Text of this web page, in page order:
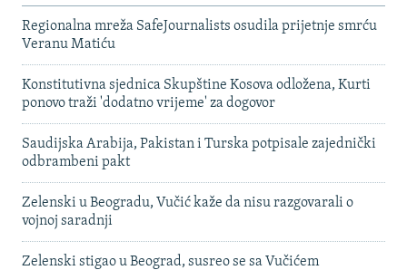
Regionalna mreža SafeJournalists osudila prijetnje smrću
Veranu Matiću
Konstitutivna sjednica Skupštine Kosova odložena, Kurti
ponovo traži 'dodatno vrijeme' za dogovor
Saudijska Arabija, Pakistan i Turska potpisale zajednički
odbrambeni pakt
Zelenski u Beogradu, Vučić kaže da nisu razgovarali o
vojnoj saradnji
Zelenski stigao u Beograd, susreo se sa Vučićem